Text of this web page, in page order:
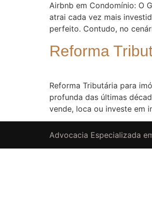
Airbnb em Condomínio: O
atrai cada vez mais
perfeito. Contudo, no
Reforma
Reforma Tributária para
profunda das últimas
vende, loca ou investe em
Advocacia Especializada